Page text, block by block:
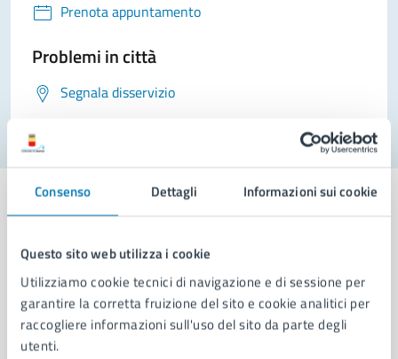
Consenso Dettagli Informazioni sui cookie
Questo sito web utilizza i cookie
Utilizziamo cookie tecnici di navigazione e di sessione per
garantire la corretta fruizione del sito e cookie analitici per
raccogliere informazioni sull'uso del sito da parte degli
utenti.
Prenota appuntamento
Problemi in città
Segnala disservizio
Comune di Napoli
AMMINISTRAZIONE
Aree amministrative